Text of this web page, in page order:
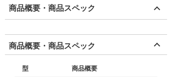
商品概要・商品スペック
商品概要・商品スペック
型 商品概要